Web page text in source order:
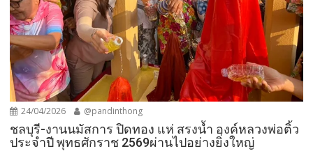
24/04/2026 @pandinthong
ชลบุรี-งานนมัสการ ปิดทอง แห่ สรงน้ำ องค์หลวงพ่อติ้ว
ประจำปี พุทธศักราช 2569ผ่านไปอย่างยิ่งใหญ่